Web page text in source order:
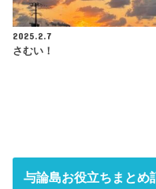
2025.2.7
さむい！
与論島お役立ちまとめ